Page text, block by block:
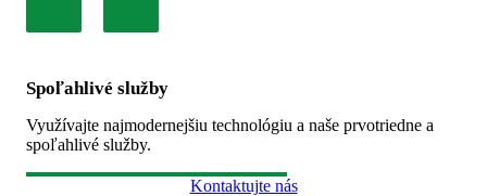
Spoľahlivé služby
Využívajte najmodernejšiu technológiu a naše prvotriedne a
spoľahlivé služby.
Kontaktujte nás